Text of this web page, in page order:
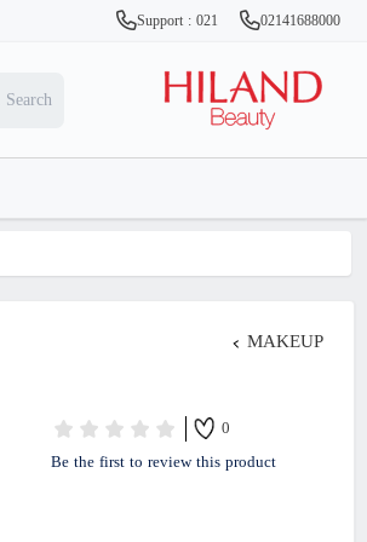
Support : 021 02141688000
MAKEUP
0
Be the first to review this product